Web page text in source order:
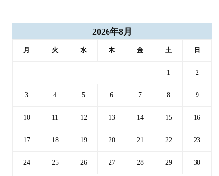
2026年8月
月 火 水 木 金 土 日
1 2
3 4 5 6 7 8 9
10 11 12 13 14 15 16
17 18 19 20 21 22 23
24 25 26 27 28 29 30